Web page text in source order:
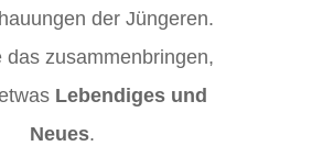
der Jüngeren.
das zusammenbringen,
Lebendiges und
Neues.